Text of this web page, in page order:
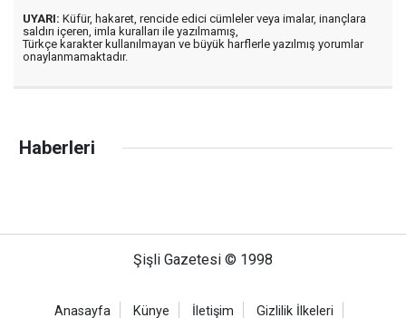
UYARI: Küfür, hakaret, rencide edici cümleler veya imalar, inançlara
saldırı içeren, imla kuralları ile yazılmamış,
Türkçe karakter kullanılmayan ve büyük harflerle yazılmış yorumlar
onaylanmamaktadır.
Haberleri
Şişli Gazetesi © 1998
Anasayfa Künye İletişim Gizlilik İlkeleri